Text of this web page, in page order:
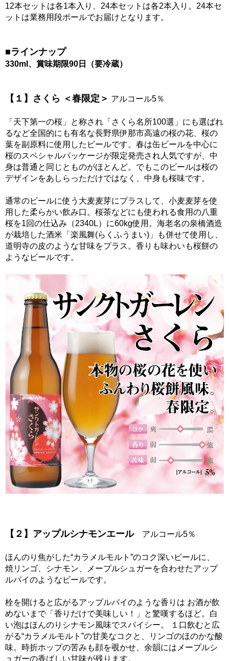
12本セットは各1本入り、24本セットは各2本入り。24本セ
ットは業務用段ボールでお届けとなります。
■ラインナップ
330ml、賞味期限90日（要冷蔵）
【１】さくら ＜春限定＞ アルコール5％
「天下第一の桜」と称され「さくら名所100選」にも選ばれ
るなど全国的にも有名な長野県伊那市高遠の桜の花、桜の
葉を副原料に使用したビールです。春は缶ビールを中心に
桜のスペシャルパッケージが限定発売され人気ですが、中
身は普通と同じとものがほとんど。でもこのビールは桜の
デザインをあしらっただけではなく、中身も桜味です。
通常のビールに使う大麦麦芽にプラスして、小麦麦芽を使
用した柔らかい飲み口。桜茶などにも使われる食用の八重
桜を1回の仕込み（2340L）に60kg使用。海老名の泉橋酒造
が栽培した酒米「楽風舞(らくふうまい)」も併せて使用し、
道明寺の皮のような甘味をプラス。香りも味わいも桜餅の
ようなビールです。
【２】アップルシナモンエールアルコール5％
ほんのり焦がした“カラメルモルト”のコク深いビールに、
焼リンゴ、シナモン、メープルシュガーを合わせたアップ
ルパイのようなビールです。
栓を開けると広がるアップルパイのような香りは お酒が飲
めないまで「香りだけで美味しい！」と驚嘆するほど。白
い泡はほんのりシナモン風味でスパイシー。 １口飲むと広
がる“カラメルモルト”の甘美なコクと、リンゴのほのかな酸
味。時折ホップの苦みも顔を覗かせ、余韻にはメープルシ
ュガーの香ばしい甘味が残ります。